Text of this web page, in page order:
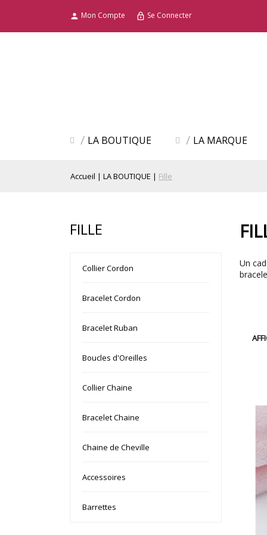
 Mon Compte lock_outline Se Connecter
LA BOUTIQUE LA MARQUE
Accueil LA BOUTIQUE Fille
FILLE
Collier Cordon
Bracelet Cordon
Bracelet Ruban
Boucles d'Oreilles
Collier Chaine
Bracelet Chaine
Chaine de Cheville
Accessoires
Barrettes
Un